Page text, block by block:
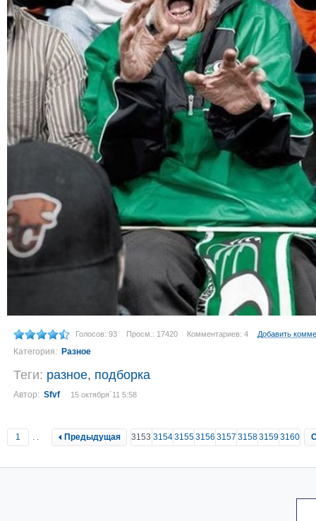
Голосов: 93 Просм.: 17420 Комментариев: 4 Добавить
Категория: Разное
Теги: разное, подборка
Автор: Sfvf 15 октября´11 5:58
1 .. Предыдущая 3153 315431553156 3157 315831593160